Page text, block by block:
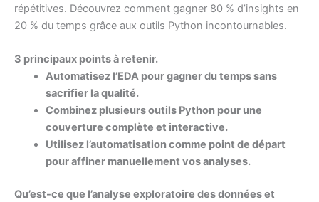
répétitives. Découvrez comment gagner 80 % d’insights en
20 % du temps grâce aux outils Python incontournables.
3 principaux points à retenir.
Automatisez l’EDA pour gagner du temps sans
sacrifier la qualité.
Combinez plusieurs outils Python pour une
couverture complète et interactive.
Utilisez l’automatisation comme point de départ
pour affiner manuellement vos analyses.
Qu’est-ce que l’analyse exploratoire des données et